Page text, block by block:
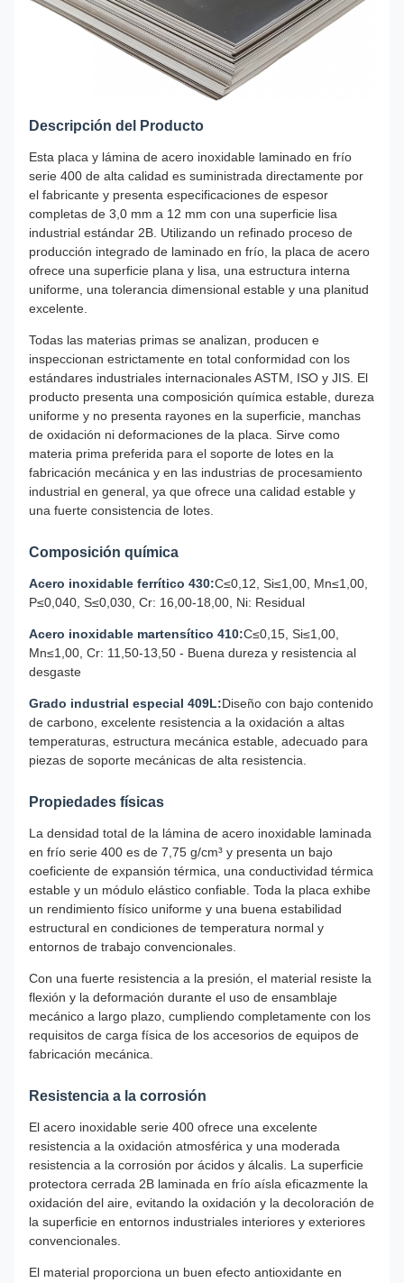
Descripción del Producto
Esta placa y lámina de acero inoxidable laminado en frío
serie 400 de alta calidad es suministrada directamente por
el fabricante y presenta especificaciones de espesor
completas de 3,0 mm a 12 mm con una superficie lisa
industrial estándar 2B. Utilizando un refinado proceso de
producción integrado de laminado en frío, la placa de acero
ofrece una superficie plana y lisa, una estructura interna
uniforme, una tolerancia dimensional estable y una planitud
excelente.
Todas las materias primas se analizan, producen e
inspeccionan estrictamente en total conformidad con los
estándares industriales internacionales ASTM, ISO y JIS. El
producto presenta una composición química estable, dureza
uniforme y no presenta rayones en la superficie, manchas
de oxidación ni deformaciones de la placa. Sirve como
materia prima preferida para el soporte de lotes en la
fabricación mecánica y en las industrias de procesamiento
industrial en general, ya que ofrece una calidad estable y
una fuerte consistencia de lotes.
Composición química
Acero inoxidable ferrítico 430:C≤0,12, Si≤1,00, Mn≤1,00,
P≤0,040, S≤0,030, Cr: 16,00-18,00, Ni: Residual
Acero inoxidable martensítico 410:C≤0,15, Si≤1,00,
Mn≤1,00, Cr: 11,50-13,50 - Buena dureza y resistencia al
desgaste
Grado industrial especial 409L:Diseño con bajo contenido
de carbono, excelente resistencia a la oxidación a altas
temperaturas, estructura mecánica estable, adecuado para
piezas de soporte mecánicas de alta resistencia.
Propiedades físicas
La densidad total de la lámina de acero inoxidable laminada
en frío serie 400 es de 7,75 g/cm³ y presenta un bajo
coeficiente de expansión térmica, una conductividad térmica
estable y un módulo elástico confiable. Toda la placa exhibe
un rendimiento físico uniforme y una buena estabilidad
estructural en condiciones de temperatura normal y
entornos de trabajo convencionales.
Con una fuerte resistencia a la presión, el material resiste la
flexión y la deformación durante el uso de ensamblaje
mecánico a largo plazo, cumpliendo completamente con los
requisitos de carga física de los accesorios de equipos de
fabricación mecánica.
Resistencia a la corrosión
El acero inoxidable serie 400 ofrece una excelente
resistencia a la oxidación atmosférica y una moderada
resistencia a la corrosión por ácidos y álcalis. La superficie
protectora cerrada 2B laminada en frío aísla eficazmente la
oxidación del aire, evitando la oxidación y la decoloración de
la superficie en entornos industriales interiores y exteriores
convencionales.
El material proporciona un buen efecto antioxidante en